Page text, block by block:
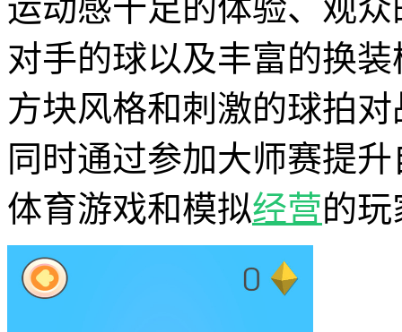
运动感十足的体验、观
对手的球以及丰富的换
方块风格和刺激的球拍
同时通过参加大师赛提
体育游戏和模拟经营的